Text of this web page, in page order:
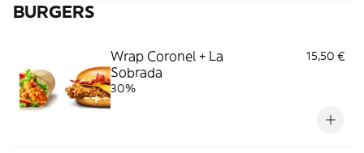
BURGERS
Wrap Coronel + La
Sobrada
15,50 €
30%